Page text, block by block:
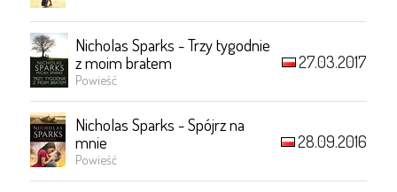
Nicholas Sparks - Trzy tygodnie
z moim bratem
Powieść
27.03.2017
Nicholas Sparks - Spójrz na
mnie
Powieść
28.09.2016